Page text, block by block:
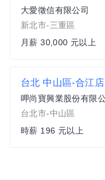
大愛徵信有限公司
新北市-三重區
月薪 30,000 元以上
台北 中山區-合江店
呷尚寶興業股份有限
台北市-中山區
時薪 196 元以上